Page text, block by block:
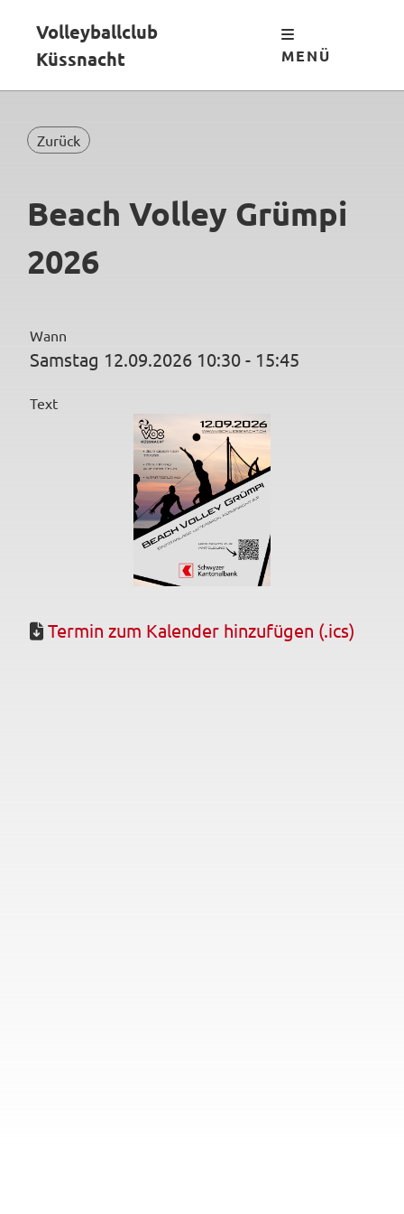
Volleyballclub
Küssnacht
MENÜ
Zurück
Beach Volley Grümpi
2026
Wann
Samstag 12.09.2026 10:30 - 15:45
Text
Termin zum Kalender hinzufügen (.ics)